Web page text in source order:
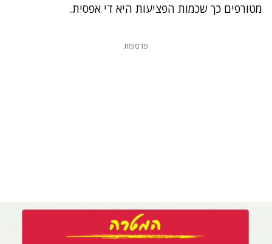
מטורפים כך שכמות הפציעות היא די אפסית.
פרסומת